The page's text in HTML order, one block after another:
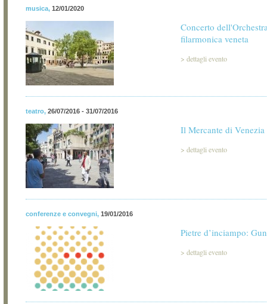
musica, 12/01/2020
Concerto
filarmonica veneta
> dettagli evento
teatro, 26/07/2016 - 31/07/2016
Il Mercante di Venezia
> dettagli evento
conferenze e convegni, 19/01/2016
Pietre d’inciampo:
> dettagli evento